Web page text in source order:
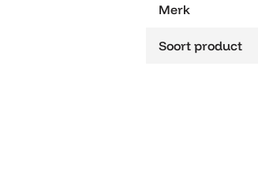
Merk
Soort product